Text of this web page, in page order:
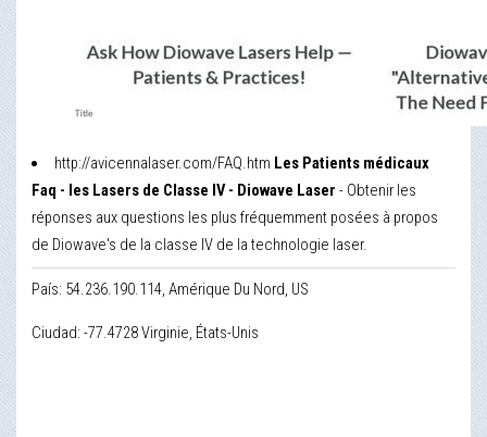
http://avicennalaser.com/FAQ.htm Les Patients médicaux
Faq - les Lasers de Classe IV - Diowave Laser - Obtenir les
réponses aux questions les plus fréquemment posées à propos
de Diowave's de la classe IV de la technologie laser.
País: 54.236.190.114, Amérique Du Nord, US
Ciudad: -77.4728 Virginie, États-Unis